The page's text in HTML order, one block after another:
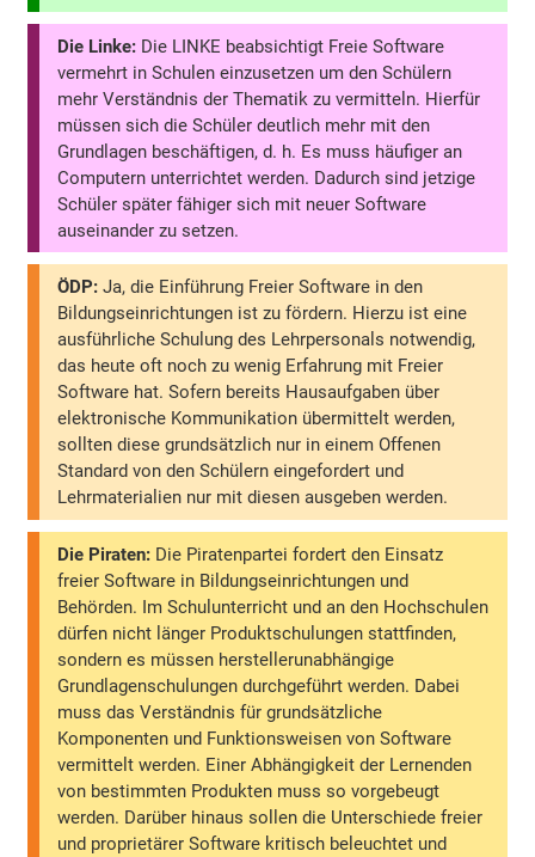
Die Linke: Die LINKE beabsichtigt Freie Software
vermehrt in Schulen einzusetzen um den Schülern
mehr Verständnis der Thematik zu vermitteln. Hierfür
müssen sich die Schüler deutlich mehr mit den
Grundlagen beschäftigen, d. h. Es muss häufiger an
Computern unterrichtet werden. Dadurch sind jetzige
Schüler später fähiger sich mit neuer Software
auseinander zu setzen.
ÖDP: Ja, die Einführung Freier Software in den
Bildungseinrichtungen ist zu fördern. Hierzu ist eine
ausführliche Schulung des Lehrpersonals notwendig,
das heute oft noch zu wenig Erfahrung mit Freier
Software hat. Sofern bereits Hausaufgaben über
elektronische Kommunikation übermittelt werden,
sollten diese grundsätzlich nur in einem Offenen
Standard von den Schülern eingefordert und
Lehrmaterialien nur mit diesen ausgeben werden.
Die Piraten: Die Piratenpartei fordert den Einsatz
freier Software in Bildungseinrichtungen und
Behörden. Im Schulunterricht und an den Hochschulen
dürfen nicht länger Produktschulungen stattfinden,
sondern es müssen herstellerunabhängige
Grundlagenschulungen durchgeführt werden. Dabei
muss das Verständnis für grundsätzliche
Komponenten und Funktionsweisen von Software
vermittelt werden. Einer Abhängigkeit der Lernenden
von bestimmten Produkten muss so vorgebeugt
werden. Darüber hinaus sollen die Unterschiede freier
und proprietärer Software kritisch beleuchtet und